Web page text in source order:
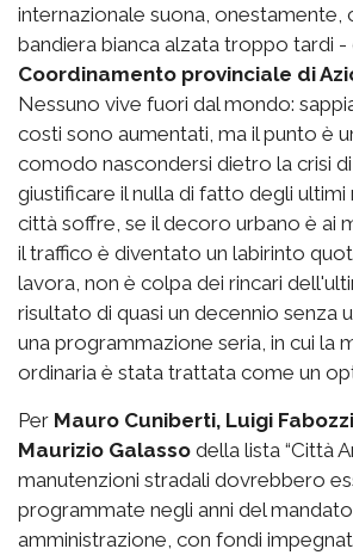
internazionale suona, onestamente,
bandiera bianca alzata troppo tardi
Coordinamento provinciale di
Nessuno vive fuori dal mondo:
costi sono aumentati, ma il punto è
comodo nascondersi dietro la crisi
giustificare il nulla di fatto degli ultimi
città soffre, se il decoro urbano è ai
il traffico è diventato un labirinto
lavora, non è colpa dei rincari
risultato di quasi un decennio senza
una programmazione seria, in cui la
ordinaria è stata trattata come un
Per Mauro Cuniberti, Luigi
Maurizio Galasso della lista “Città
manutenzioni stradali dovrebbero
programmate negli anni del
amministrazione, con fondi